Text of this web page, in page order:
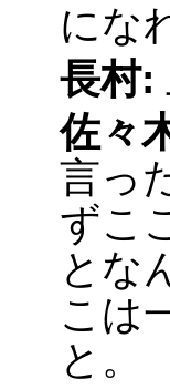
にな
長村:
佐々
言っ
ずこ
とな
こは
と。